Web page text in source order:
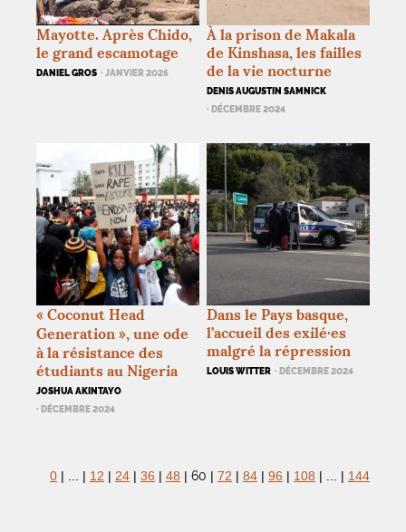
Mayotte. Après Chido,
le grand escamotage
DANIEL GROS · JANVIER 2025
À la prison de Makala
de Kinshasa, les failles
de la vie nocturne
DENIS AUGUSTIN SAMNICK
· DÉCEMBRE 2024
« Coconut Head
Generation », une ode
à la résistance des
étudiants au Nigeria
JOSHUA AKINTAYO
· DÉCEMBRE 2024
Dans le Pays basque,
l’accueil des exilé·es
malgré la répression
LOUIS WITTER · DÉCEMBRE 2024
0 | | 12 | 24 | 36 | 48 | 60 | 72 | 84 | 96 | 108 | | 144